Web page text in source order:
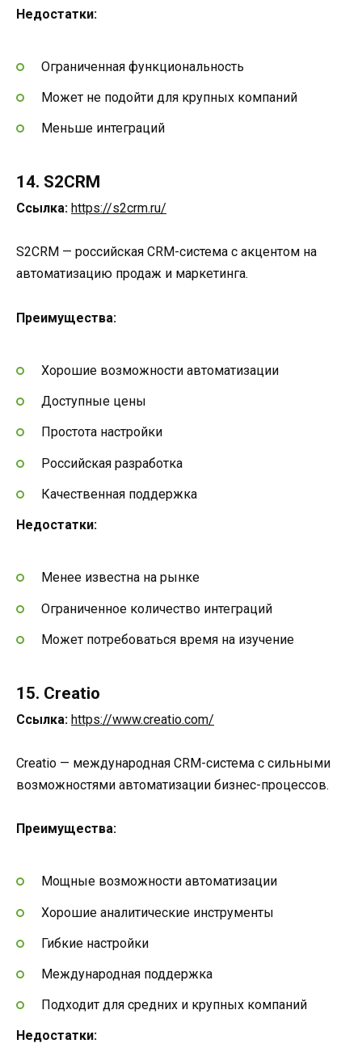
Недостатки:
Ограниченная функциональность
Может не подойти для крупных компаний
Меньше интеграций
14. S2CRM
Ссылка: https://s2crm.ru/
S2CRM — российская CRM-система с акцентом на
автоматизацию продаж и маркетинга.
Преимущества:
Хорошие возможности автоматизации
Доступные цены
Простота настройки
Российская разработка
Качественная поддержка
Недостатки:
Менее известна на рынке
Ограниченное количество интеграций
Может потребоваться время на изучение
15. Creatio
Ссылка: https://www.creatio.com/
Creatio — международная CRM-система с сильными
возможностями автоматизации бизнес-процессов.
Преимущества:
Мощные возможности автоматизации
Хорошие аналитические инструменты
Гибкие настройки
Международная поддержка
Подходит для средних и крупных компаний
Недостатки: